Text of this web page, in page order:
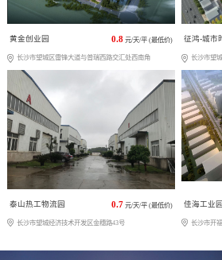
黄金创业园 0.8 元/天/平 (最低价)
长沙市望城区雷锋大道与普瑞西路交汇处西南角 长沙市望
泰山热工物流园 0.7 元/天/平 (最低价)
长沙市望城经济技术开发区金穗路43号
佳海工业园
长沙市开